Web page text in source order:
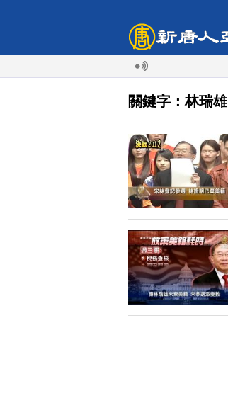
關鍵字：林瑞雄